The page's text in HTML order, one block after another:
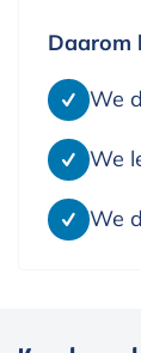
Daarom
We
We
We